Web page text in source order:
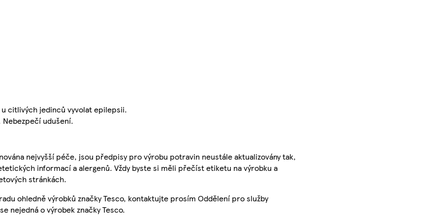
u citlivých jedinců vyvolat epilepsii.
Nebezpečí udušení.
nejvyšší péče, jsou předpisy pro výrobu potravin neustále aktualizovány tak,
informací a alergenů. Vždy byste si měli přečíst etiketu na výrobku a
stránkách.
ohledně výrobků značky Tesco, kontaktujte prosím Oddělení pro služby
nejedná o výrobek značky Tesco.